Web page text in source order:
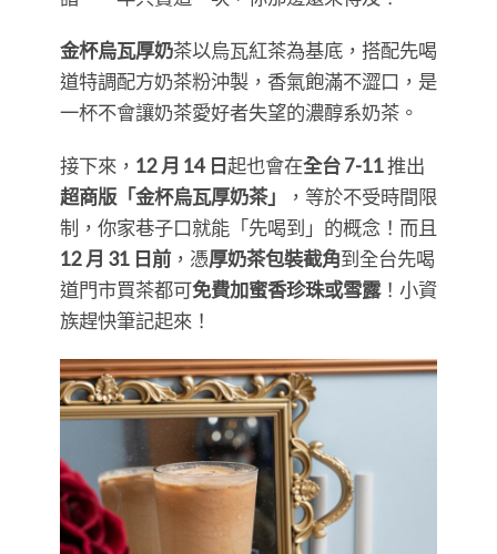
金杯烏瓦厚奶茶以烏瓦紅茶為基底，搭配先喝
道特調配方奶茶粉沖製，香氣飽滿不澀口，是
一杯不會讓奶茶愛好者失望的濃醇系奶茶。
接下來， 12 月 14 日起也會在全台 7-11推出
超商版「金杯烏瓦厚奶茶」
，等於不受時間限
制，你家巷子口就能「先喝到」的概念！而且
12 月 31 日前 ，憑厚奶茶包裝截角到全台先喝
道門市買茶都可免費加蜜香珍珠或雪露！小資
族趕快筆記起來！